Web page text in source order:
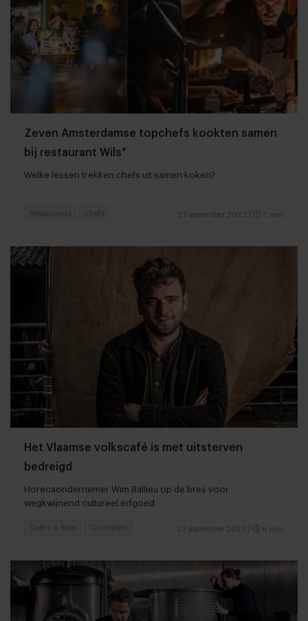
Zeven Amsterdamse topchefs kookten samen
bij restaurant Wils*
Welke lessen trekken chefs uit samen koken?
27 september 2023 5 min
Restaurants Chefs
Het Vlaamse volkscafé is met uitsterven
bedreigd
Horecaondernemer Wim Ballieu op de bres voor
wegkwijnend cultureel erfgoed
27 september 2023 6 min
Café's & Bars Concepten